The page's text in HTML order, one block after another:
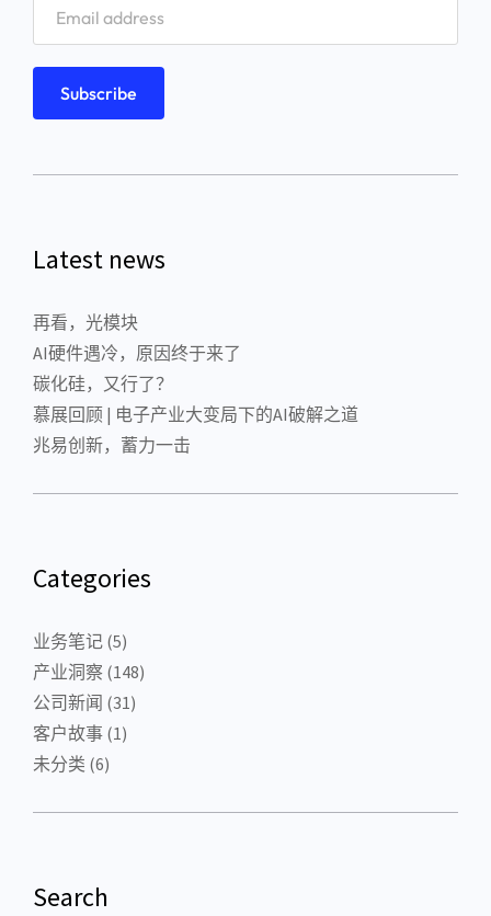
Latest news
再看，光模块
AI硬件遇冷，原因终于来了
碳化硅，又行了？
慕展回顾 | 电子产业大变局下的AI破解之道
兆易创新，蓄力一击
Categories
业务笔记 (5)
产业洞察 (148)
公司新闻 (31)
客户故事 (1)
未分类 (6)
Search